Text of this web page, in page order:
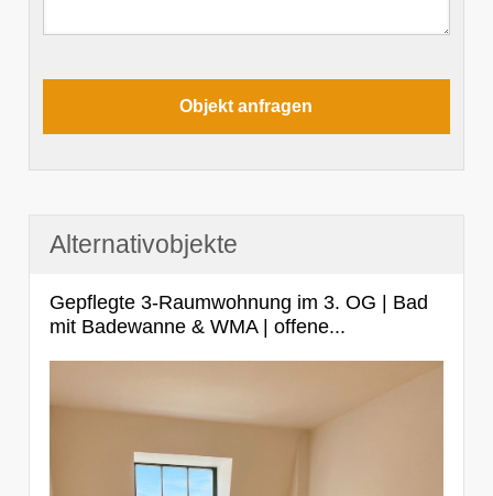
Alternativobjekte
Gepflegte 3-Raumwohnung im 3. OG | Bad
mit Badewanne & WMA | offene...